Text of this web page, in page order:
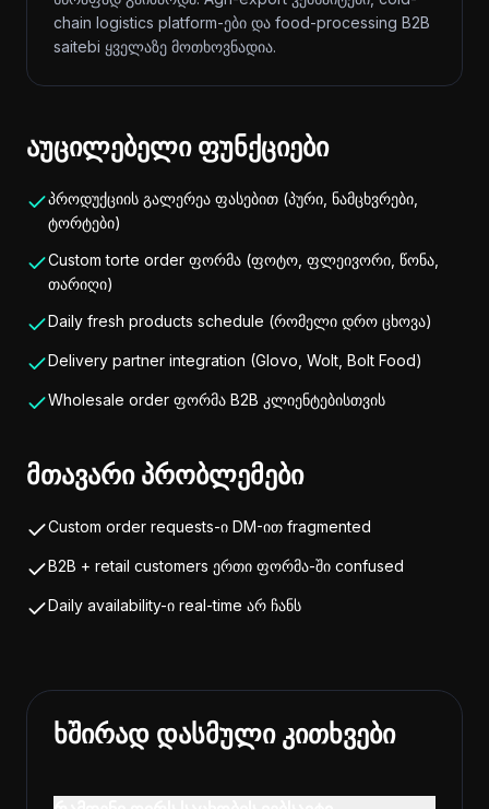
chain logistics platform-ები და food-processing B2B
saitebi ყველაზე მოთხოვნადია.
აუცილებელი ფუნქციები
პროდუქციის გალერეა ფასებით (პური, ნამცხვრები,
ტორტები)
Custom torte order ფორმა (ფოტო, ფლეივორი, წონა,
თარიღი)
Daily fresh products schedule (რომელი დრო ცხოვა)
Delivery partner integration (Glovo, Wolt, Bolt Food)
Wholesale order ფორმა B2B კლიენტებისთვის
მთავარი პრობლემები
Custom order requests-ი DM-ით fragmented
B2B + retail customers ერთი ფორმა-ში confused
Daily availability-ი real-time არ ჩანს
ხშირად დასმული კითხვები